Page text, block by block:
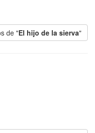
de "El hijo de la sierva"